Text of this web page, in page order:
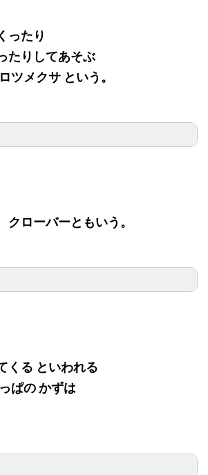
ったり
たりしてあそぶ
ツメクサ という。
クローバーともいう。
くる といわれる
ぱの かずは